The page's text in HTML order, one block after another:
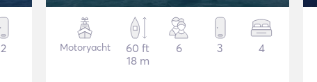
2 Motoryacht
60 ft
18 m
6 3 4